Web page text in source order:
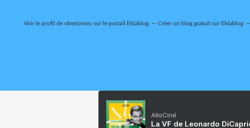
Voir le profil de vbertomeu sur le portail Eklablog Créer un blog gratuit sur Eklablog
AlloCiné
La VF de Leonardo